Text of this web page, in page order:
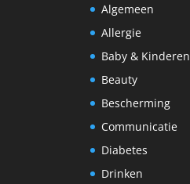
Algemeen
Allergie
Baby & Kinderen
Beauty
Bescherming
Communicatie
Diabetes
Drinken